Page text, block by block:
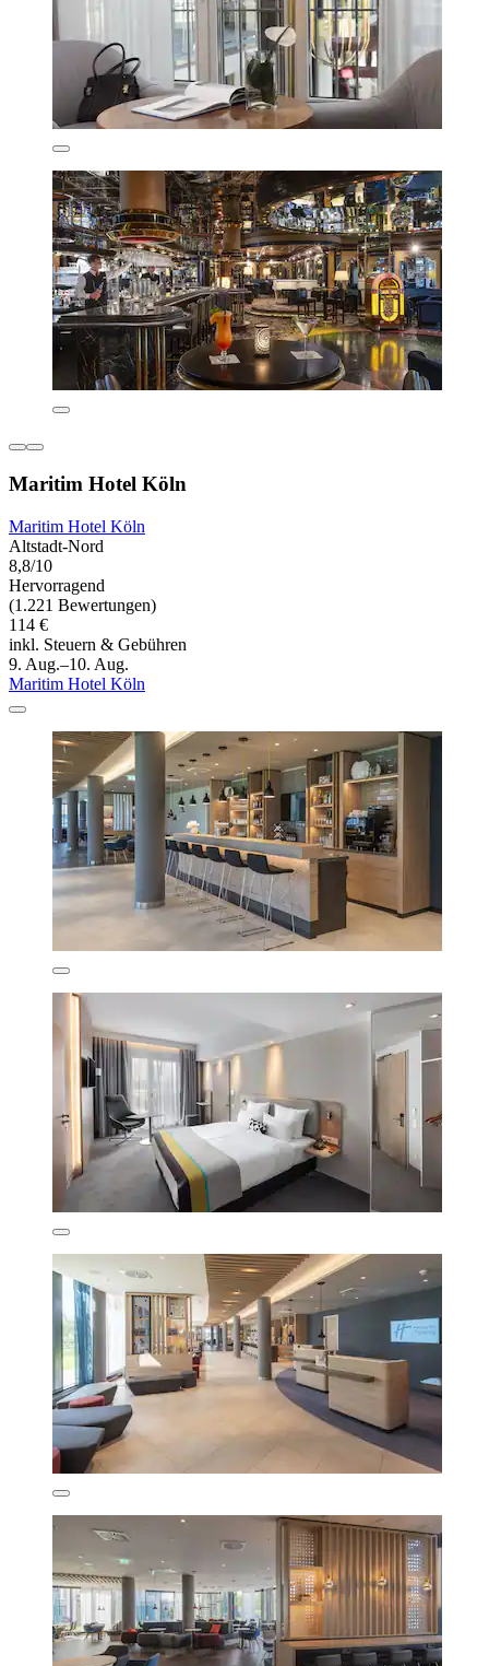
Maritim Hotel Köln
Maritim Hotel Köln
Altstadt-Nord
8,8/10
Hervorragend
(1.221 Bewertungen)
114 €
inkl. Steuern & Gebühren
9. Aug.–10. Aug.
Maritim Hotel Köln